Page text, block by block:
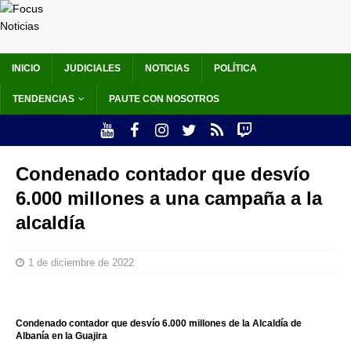
INICIO JUDICIALES NOTICIAS POLÍTICA
TENDENCIAS PAUTE CON NOSOTROS
Condenado contador que desvío
6.000 millones a una campaña a la
alcaldía
1 de diciembre de 2022
Condenado contador que desvío 6.000 millones de la Alcaldía de
Albanía en la Guajira